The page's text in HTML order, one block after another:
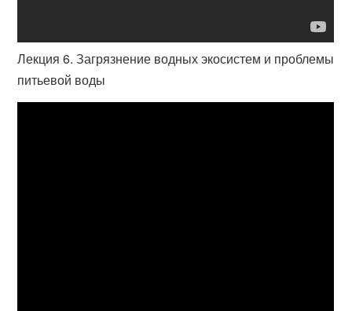
Лекция 6. Загрязнение водных экосистем и проблемы
питьевой воды